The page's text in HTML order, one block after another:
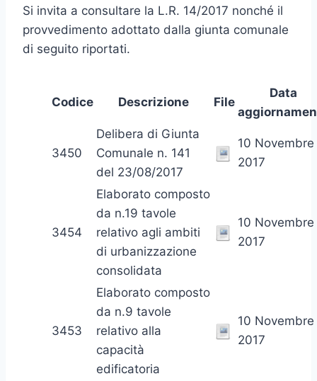
Si invita a consultare la L.R. 14/2017 nonché il
provvedimento adottato dalla giunta comunale
di seguito riportati.
Codice Descrizione File
Data
3450
Delibera di Giunta
Comunale n. 141
del 23/08/2017
10 Novembre
2017
3454
Elaborato composto
da n.19 tavole
relativo agli ambiti
di urbanizzazione
consolidata
10 Novembre
2017
3453
Elaborato composto
da n.9 tavole
relativo alla
capacità
edificatoria
10 Novembre
2017